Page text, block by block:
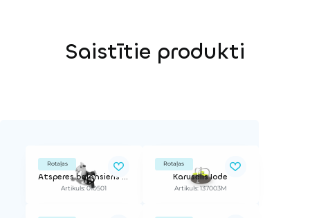
Saistītie produkti
Rotaļas
Atsperes balansieris Zirdziņš
Artikuls: 010501
Rotaļas
Karuselis Iode
Artikuls: 137003M